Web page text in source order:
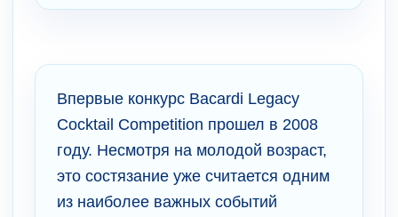
Впервые конкурс Bacardi Legacy
Cocktail Competition прошел в 2008
году. Несмотря на молодой возраст,
это состязание уже считается одним
из наиболее важных событий